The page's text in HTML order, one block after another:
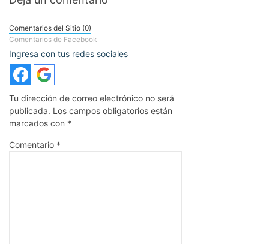
Comentarios del Sitio (0)
Comentarios de Facebook
Ingresa con tus redes sociales
Tu dirección de correo electrónico no será
publicada. Los campos obligatorios están
marcados con *
Comentario *